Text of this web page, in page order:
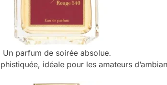
parfum de soirée absolue.
idéale pour les amateurs